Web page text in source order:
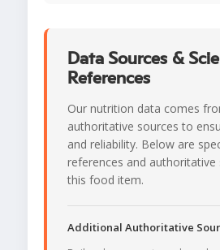
Data Sources &
References
Our nutrition data comes
authoritative sources to
and reliability. Below are
references and
this food item.
Additional Authoritative